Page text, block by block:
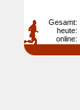
Gesamt:
heute:
online: